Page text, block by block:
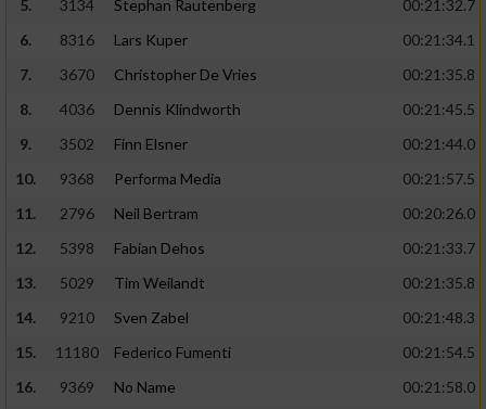
5.
3134 Stephan Rautenberg
00:21:32.7
6.
8316 Lars Kuper
00:21:34.1
7.
3670 Christopher De Vries
00:21:35.8
8.
4036 Dennis Klindworth
00:21:45.5
9.
3502 Finn Elsner
00:21:44.0
10.
9368 Performa Media
00:21:57.5
11.
2796 Neil Bertram
00:20:26.0
12.
5398 Fabian Dehos
00:21:33.7
13.
5029 Tim Weilandt
00:21:35.8
14.
9210 Sven Zabel
00:21:48.3
15.
11180 Federico Fumenti
00:21:54.5
16.
9369 No Name
00:21:58.0